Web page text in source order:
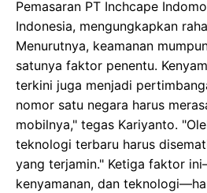
Pemasaran PT Inchcape
Indonesia, mengungkapkan
Menurutnya, keamanan
satunya faktor penentu.
terkini juga menjadi
nomor satu negara harus
mobilnya," tegas Kariyanto.
teknologi terbaru harus
yang terjamin." Ketiga faktor
kenyamanan, dan